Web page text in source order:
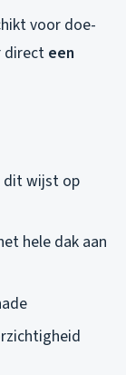
voor doe-
direct een
dit wijst op
hele dak aan